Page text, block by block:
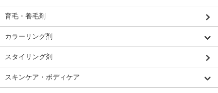
育毛・養毛剤
カラーリング剤
スタイリング剤
スキンケア・ボディケア